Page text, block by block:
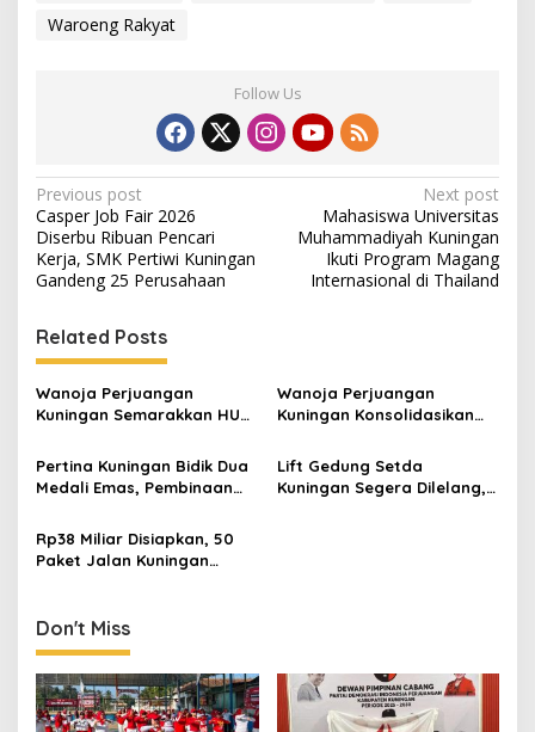
Waroeng Rakyat
Follow Us
Post
navigation
Previous post
Casper Job Fair 2026
Diserbu Ribuan Pencari
Kerja, SMK Pertiwi Kuningan
Gandeng 25 Perusahaan
Next post
Mahasiswa Universitas
Muhammadiyah Kuningan
Ikuti Program Magang
Internasional di Thailand
Related Posts
Wanoja Perjuangan
Kuningan Semarakkan HUT
Perempuan Harus Sehat
dan Berdaya
Wanoja Perjuangan
Kuningan Konsolidasikan
Kegiatan Positif Generasi
Muda
Pertina Kuningan Bidik Dua
Medali Emas, Pembinaan
2030
Lift Gedung Setda
Kuningan Segera Dilelang,
Rp38 Miliar Disiapkan, 50
Paket Jalan Kuningan
Don't Miss